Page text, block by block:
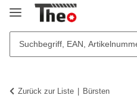
Zurück zur Liste Bürsten